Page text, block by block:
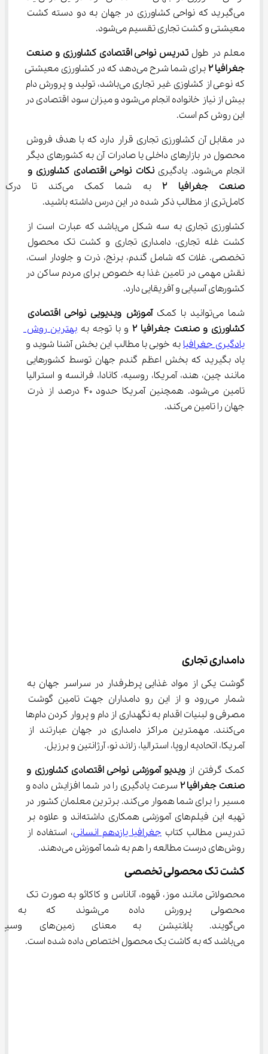
می‌گیرید که نواحی کشاورزی در جهان به دو دسته کشت
معیشتی و کشت تجاری تقسیم می‌شود.
معلم در طول تدریس نواحی اقتصادی کشاورزی و صنعت
جغرافیا ۲
برای شما شرح می‌دهد که در کشاورزی معیشتی
که نوعی از کشاوزی غیر تجاری می‌باشد، تولید و پرورش دام
بیش از نیاز خانواده انجام می‌شود و میزان سود اقتصادی در
این روش کم است.
در مقابل آن کشاورزی تجاری قرار دارد که با هدف فروش
محصول در بازارهای داخلی یا صادرات آن به کشورهای دیگر
انجام می‌شود. یادگیری
نکات نواحی اقتصادی کشاورزی و
صنعت جغرافیا ۲
به شما کمک می‌کند
کامل‌تری از مطالب ذکر شده در این درس داشته باشید.
کشاورزی تجاری به سه شکل می‌باشد که عبارت است از
کشت غله تجاری، دامداری تجاری و کشت تک محصول
تخصصی. غلات که شامل گندم، برنج، ذرت و جاودار است،
نقش مهمی در تامین غذا به خصوص برای مردم ساکن در
کشورهای آسیایی و آفریقایی دارد.
شما می‌توانید با کمک
آموزش ویدیویی نواحی اقتصادی
کشاورزی و صنعت جغرافیا ۲ و با توجه به بهترین روش
یادگیری جغرافیا به خوبی با مطالب این بخش آشنا شوید و
یاد بگیرید که بخش اعظم گندم جهان توسط کشورهایی
مانند چین، هند، آمریکا، روسیه، کانادا، فرانسه و استرالیا
تامین می‌شود. همچنین آمریکا حدود ۴۰ درصد از ذرت
جهان را تامین می‌کند.
دامداری تجاری
گوشت یکی از مواد غذایی پرطرفدار در سراسر جهان به
شمار می‌رود و از این رو دامداران جهت تامین گوشت
مصرفی و لبنیات اقدام به نگهداری از دام و پروار کردن دام‌ها
می‌کنند. مهمترین مراکز دامداری در جهان عبارتند از
آمریکا، اتحادیه اروپا، استرالیا، زلاند نو، آرژانتین و برزیل.
کمک گرفتن از ویدیو آموزشی نواحی اقتصادی کشاورزی و
صنعت جغرافیا ۲ سرعت یادگیری را در شما افزایش داده و
مسیر را برای شما هموار می‌کند. برترین معلمان کشور در
تهیه این فیلم‌های آموزشی همکاری داشته‌اند و علاوه بر
تدریس مطالب کتاب جغرافیا یازدهم انسانی، استفاده از
روش‌های درست مطالعه را هم به شما آموزش می‌دهند.
کشت تک محصولی تخصصی
محصولاتی مانند موز، قهوه، آناناس و کاکائو به صورت تک
محصولی پرورش داده می‌شوند
می‌گویند. پلانتیشن به
می‌باشد که به کاشت یک محصول اختصاص داده شده است.